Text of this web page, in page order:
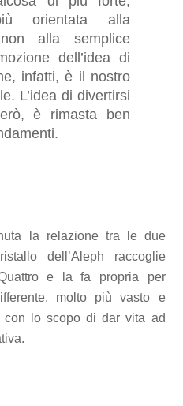
orientata alla
alla semplice
dell’idea di
infatti, è il nostro
L’idea di divertirsi
è rimasta ben
la relazione tra le due
dell’Aleph raccoglie
e la fa propria per
molto più vasto e
con lo scopo di dar vita ad